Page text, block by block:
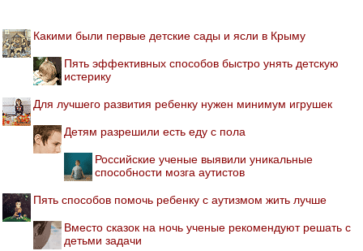
Какими были первые детские сады и ясли в Крыму
Пять эффективных способов быстро унять детскую
истерику
Для лучшего развития ребенку нужен минимум игрушек
Детям разрешили есть еду с пола
Российские ученые выявили уникальные
способности мозга аутистов
Пять способов помочь ребенку с аутизмом жить лучше
Вместо сказок на ночь ученые рекомендуют решать с
детьми задачи